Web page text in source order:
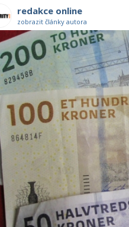
redakce online
zobrazit články autora